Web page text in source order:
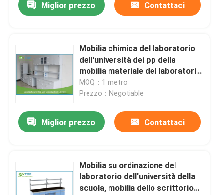
Miglior prezzo Contattaci
Mobilia chimica del laboratorio
dell'università dei pp della
mobilia materiale del laboratorio
antimicrobica
MOQ：1 metro
Prezzo：Negotiable
Miglior prezzo Contattaci
Mobilia su ordinazione del
laboratorio dell'università della
scuola, mobilia dello scrittorio